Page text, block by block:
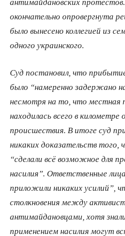
антимайдановских
окончательно опровергнута
было вынесено коллегией из
одного украинского.
Суд постановил, что
было “намеренно задержано
несмотря на то, что местная
находилась всего в
происшествия. В итоге суд
никаких доказательств того,
“сделали всё возможное для
насилия”. Ответственные
приложили никаких усилий”,
столкновения между
антимайдановцами, хотя
применением насилия могут